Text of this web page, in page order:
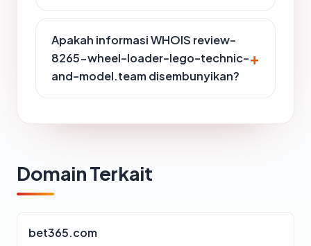
Apakah informasi WHOIS review-
8265-wheel-loader-lego-technic-
and-model.team disembunyikan?
Domain Terkait
bet365.com